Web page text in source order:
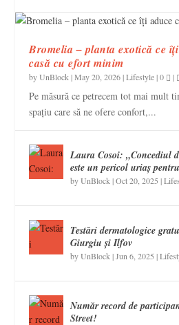
Bromelia – planta exotică ce
casă cu efort minim
byUnBlock |May 20, 2026|Lifestyle|0 |
Pe măsură ce petrecem tot mai mult
spațiu care să ne ofere confort,...
Laura Cosoi: „Concediul
este un pericol uriaș
byUnBlock |Oct 20, 2025 |
Testări dermatologice
Giurgiu și Ilfov
byUnBlock |Jun 6, 2025 |
Număr record de
Street!